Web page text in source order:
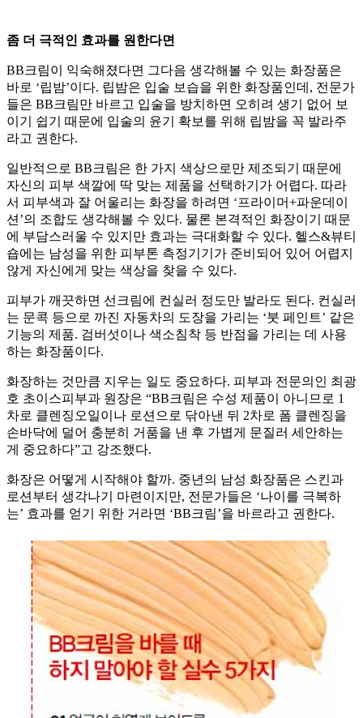
좀 더 극적인 효과를 원한다면
BB크림이 익숙해졌다면 그다음 생각해볼 수 있는 화장품은
바로 ‘립밤’이다. 립밤은 입술 보습을 위한 화장품인데, 전문가
들은 BB크림만 바르고 입술을 방치하면 오히려 생기 없어 보
이기 쉽기 때문에 입술의 윤기 확보를 위해 립밤을 꼭 발라주
라고 권한다.
일반적으로 BB크림은 한 가지 색상으로만 제조되기 때문에
자신의 피부 색깔에 딱 맞는 제품을 선택하기가 어렵다. 따라
서 피부색과 잘 어울리는 화장을 하려면 ‘프라이머+파운데이
션’의 조합도 생각해볼 수 있다. 물론 본격적인 화장이기 때문
에 부담스러울 수 있지만 효과는 극대화할 수 있다. 헬스&뷰티
숍에는 남성을 위한 피부톤 측정기기가 준비되어 있어 어렵지
않게 자신에게 맞는 색상을 찾을 수 있다.
피부가 깨끗하면 선크림에 컨실러 정도만 발라도 된다. 컨실러
는 문콕 등으로 까진 자동차의 도장을 가리는 ‘붓 페인트’ 같은
기능의 제품. 검버섯이나 색소침착 등 반점을 가리는 데 사용
하는 화장품이다.
화장하는 것만큼 지우는 일도 중요하다. 피부과 전문의인 최광
호 초이스피부과 원장은 “BB크림은 수성 제품이 아니므로 1
차로 클렌징오일이나 로션으로 닦아낸 뒤 2차로 폼 클렌징을
손바닥에 덜어 충분히 거품을 낸 후 가볍게 문질러 세안하는
게 중요하다”고 강조했다.
화장은 어떻게 시작해야 할까. 중년의 남성 화장품은 스킨과
로션부터 생각나기 마련이지만, 전문가들은 ‘나이를 극복하
는’ 효과를 얻기 위한 거라면 ‘BB크림’을 바르라고 권한다.